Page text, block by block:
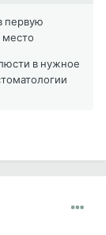
первую
место
в нужное